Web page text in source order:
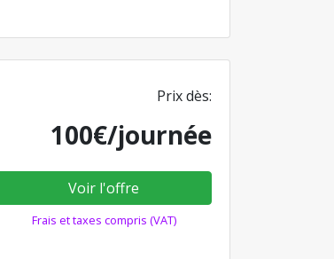
Prix dès:
100€/journée
Voir l'offre
Frais et taxes compris (VAT)